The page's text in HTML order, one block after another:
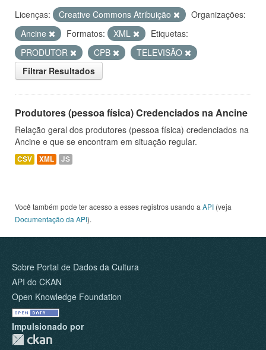
Licenças: Creative Commons Atribuição
Organizações:
Ancine
Formatos: XML
Etiquetas:
PRODUTOR
CPB
TELEVISÃO
Filtrar Resultados
Produtores (pessoa física) Credenciados na Ancine
Relação geral dos produtores (pessoa física) credenciados na
Ancine e que se encontram em situação regular.
CSV XML JS
Você também pode ter acesso a esses registros usando a API (veja
Documentação da API).
Sobre Portal de Dados da Cultura
API do CKAN
Open Knowledge Foundation
Impulsionado por